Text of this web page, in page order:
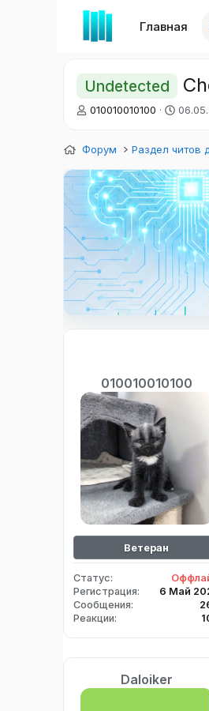
Главная
Undetected
А
о
т
е
м
010010010100
Д
а
а
ч
а
а
Форум Раздел читов
010010010100
Ветеран
Статус
Регистрация
6 Май
Сообщения
Реакции
Daloiker